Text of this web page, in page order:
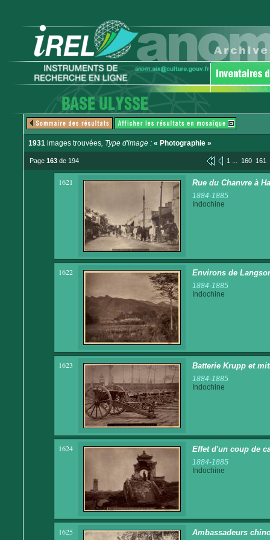
1931 images trouvées, Type d'image : « Photographie »
Page 163 de 194 1 ... 160 161
1621 Rue du Chanvre à
1884-1885
Indochine
1622 Environs de
1884-1885
Indochine
1623 Batterie Krupp et
1884-1885
Indochine
1624 Effet d'un coup de
1884-1885
Indochine
1625 Ambassadeurs